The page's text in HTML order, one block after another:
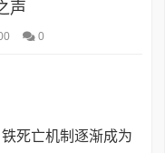
声
0
死亡机制逐渐成为